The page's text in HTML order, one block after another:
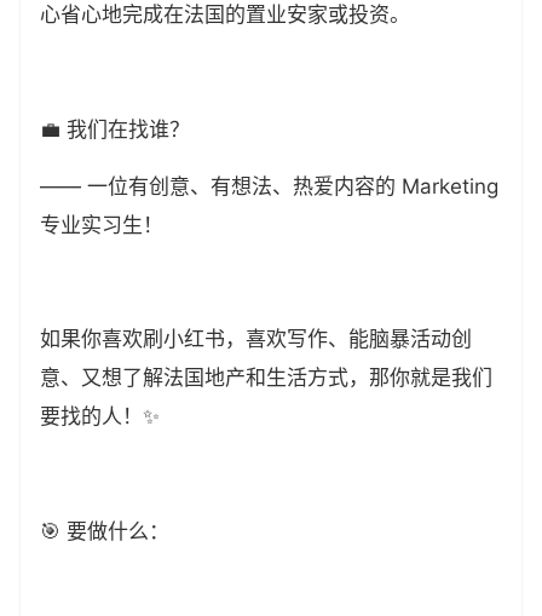
心省心地完成在法国的置业安家或投资。
💼 我们在找谁？
—— 一位有创意、有想法、热爱内容的 Marketing
专业实习生！
如果你喜欢刷小红书，喜欢写作、能脑暴活动创
意、又想了解法国地产和生活方式，那你就是我们
要找的人！✨
🎯 要做什么：